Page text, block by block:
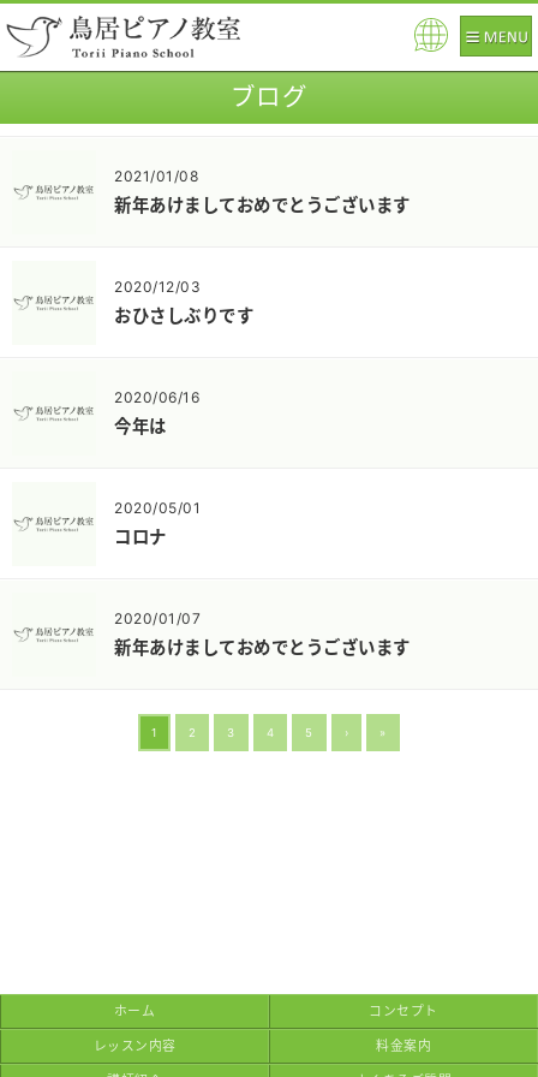
ブログ
2021/01/08
新年あけましておめでとうございます
2020/12/03
おひさしぶりです
2020/06/16
今年は
2020/05/01
コロナ
2020/01/07
新年あけましておめでとうございます
1 2 3 4 5 › »
ホーム コンセプト
レッスン内容 料金案内